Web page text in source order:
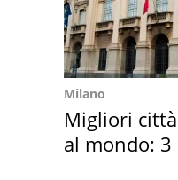
Milano
Migliori
al mondo: